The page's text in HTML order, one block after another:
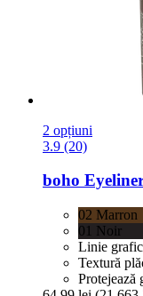
2 opțiuni
3.9 (20)
boho
02 Marron
01 Noir
Linie
Textură
Protejează